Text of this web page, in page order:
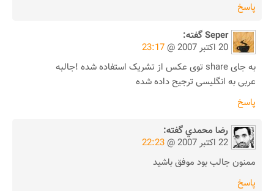
پاسخ
Seperگفته:
20 اکتبر 2007 @
23:17
به جای share توی عکس از تشریک استفاده شده !جالبه
عربی به انگلیسی ترجیح داده شده
پاسخ
رضا محمديگفته:
22 اکتبر 2007 @
22:23
ممنون جالب بود موفق باشيد
پاسخ